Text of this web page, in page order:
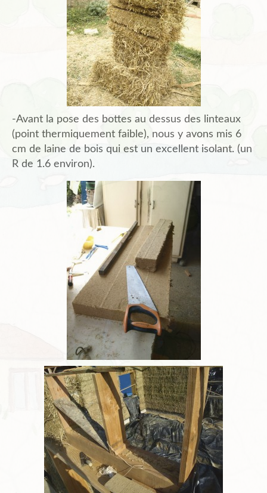
-Avant la pose des bottes au dessus des linteaux
(point thermiquement faible), nous y avons mis 6
cm de laine de bois qui est un excellent isolant. (un
R de 1.6 environ).